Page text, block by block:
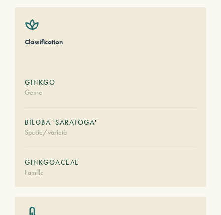
Classification
GINKGO
Genre
BILOBA 'SARATOGA'
Specie/varietà
GINKGOACEAE
Famille